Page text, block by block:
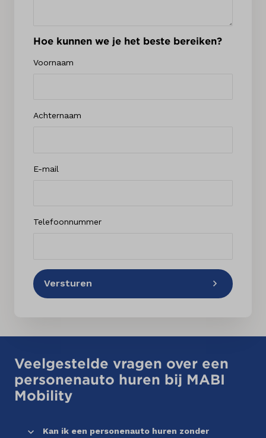
Hoe kunnen we je het beste bereiken?
Voornaam
Achternaam
E-mail
Telefoonnummer
Versturen
Veelgestelde vragen over een
personenauto huren bij MABI
Mobility
Kan ik een personenauto huren zonder